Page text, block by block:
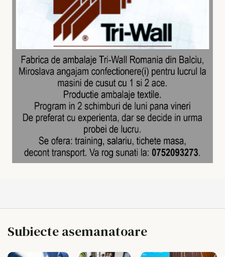
Subiecte asemanatoare